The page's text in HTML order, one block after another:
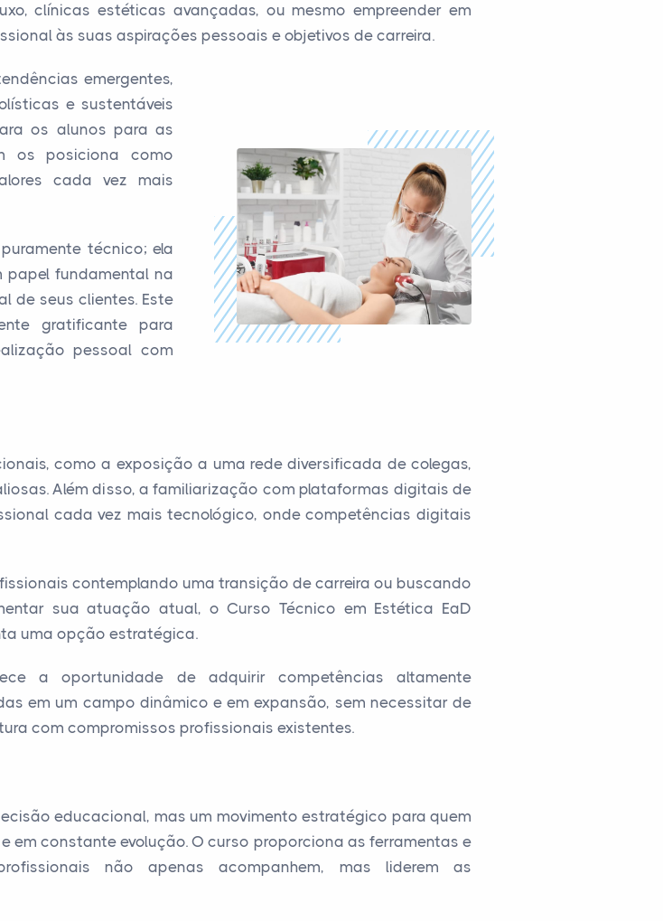
clínicas estéticas avançadas, ou mesmo empreender em
às suas aspirações pessoais e objetivos de carreira.
emergentes,
e sustentáveis
os alunos para as
os posiciona como
cada vez mais
técnico; ela
papel fundamental na
de seus clientes. Este
gratificante para
pessoal com
como a exposição a uma rede diversificada de colegas,
Além disso, a familiarização com plataformas digitais de
cada vez mais tecnológico, onde competências digitais
contemplando uma transição de carreira ou buscando
sua atuação atual, o Curso Técnico em Estética EaD
uma opção estratégica.
a oportunidade de adquirir competências altamente
em um campo dinâmico e em expansão, sem necessitar de
com compromissos profissionais existentes.
educacional, mas um movimento estratégico para quem
em constante evolução. O curso proporciona as ferramentas e
não apenas acompanhem, mas liderem as